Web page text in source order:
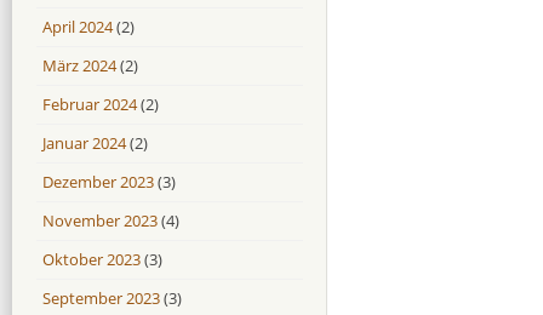
April 2024(2)
März 2024(2)
Februar 2024(2)
Januar 2024(2)
Dezember 2023(3)
November 2023(4)
Oktober 2023(3)
September 2023(3)